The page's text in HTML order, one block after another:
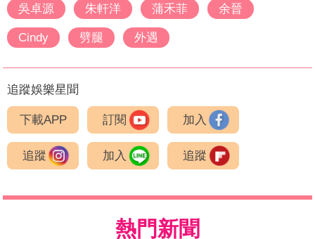
吳卓源
朱軒洋 蒲禾菲 余晉
Cindy 劈腿 外遇
追蹤娛樂星聞
下載APP 訂閱 加入
追蹤 加入 追蹤
熱門新聞